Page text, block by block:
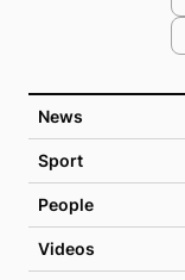
News
Sport
People
Videos